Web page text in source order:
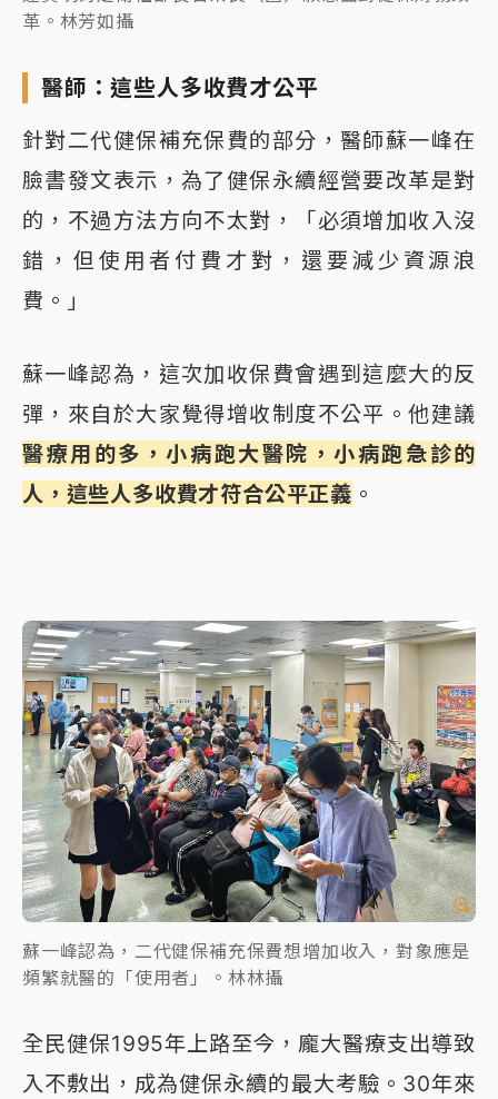
革。林芳如攝
醫師：這些人多收費才公平
針對二代健保補充保費的部分，醫師蘇一峰在
臉書發文表示，為了健保永續經營要改革是對
的，不過方法方向不太對，「必須增加收入沒
錯，但使用者付費才對，還要減少資源浪
費。」
蘇一峰認為，這次加收保費會遇到這麼大的反
彈，來自於大家覺得增收制度不公平。他建議
醫療用的多，小病跑大醫院，小病跑急診的
人，這些人多收費才符合公平正義 。
蘇一峰認為，二代健保補充保費想增加收入，對象應是
頻繁就醫的「使用者」。林林攝
全民健保1995年上路至今，龐大醫療支出導致
入不敷出，成為健保永續的最大考驗。30年來